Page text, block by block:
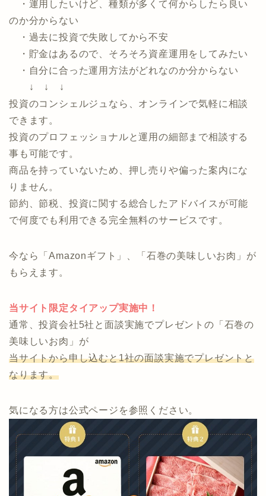
「投資のコンシェルジュ」！今なら面談でAmazon
ギフト最大60,000円分プレゼント！
以下のお悩みがある方におすすめのサービスです。
・運用したいけど、種類が多くて何からしたら良い
・自分に合った運用方法がどれなのか分からない
投資のコンシェルジュなら、オンラインで気軽に相談
事も可能です。
節約、節税、投資に関する総合したアドバイスが可能
で何度でも利用できる完全無料のサービスです。
今なら「Amazonギフト」、「石巻の美味しいお肉」が
もらえます。
当サイトから申し込むと1社の面談実施でプレゼントと
なります。
気になる方は公式ページを参照ください。